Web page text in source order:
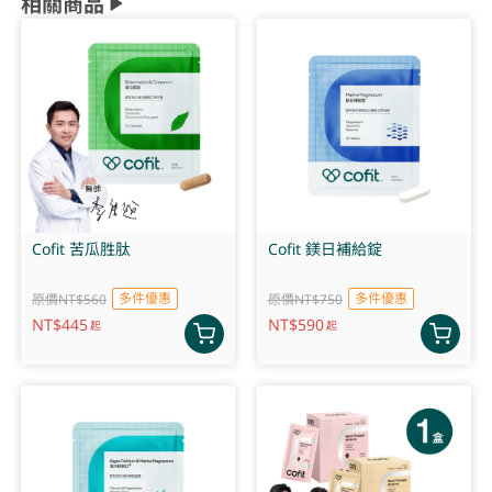
Cofit 苦瓜胜肽
原價NT$560 多件優惠
NT$445起
Cofit 鎂日補給錠
原價NT$750 多件優惠
NT$590起